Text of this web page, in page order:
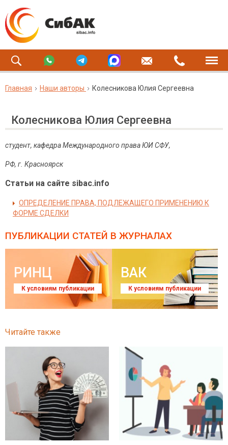
Главная Наши авторы Колесникова Юлия Сергеевна
Колесникова Юлия Сергеевна
студент, кафедра Международного права ЮИ СФУ,
РФ, г. Красноярск
Статьи на сайте sibac.info
ОПРЕДЕЛЕНИЕ ПРАВА, ПОДЛЕЖАЩЕГО ПРИМЕНЕНИЮ К
ФОРМЕ СДЕЛКИ
ПУБЛИКАЦИИ СТАТЕЙ В ЖУРНАЛАХ
РИНЦ
К условиям публикации
ВАК
К условиям публикации
Читайте также